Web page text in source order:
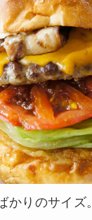
かりのサイズ。